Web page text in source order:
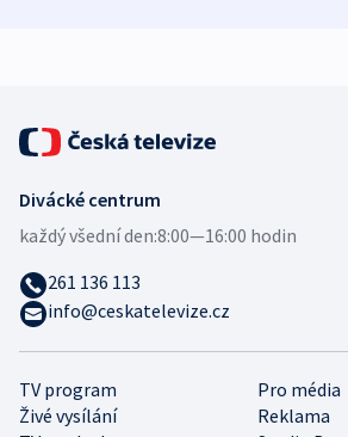
TV program
Pro média
Živé vysílání
Reklama
Divácké centrum
každý všední den:8:00—16:00 hodin
261 136 113
info@ceskatelevize.cz